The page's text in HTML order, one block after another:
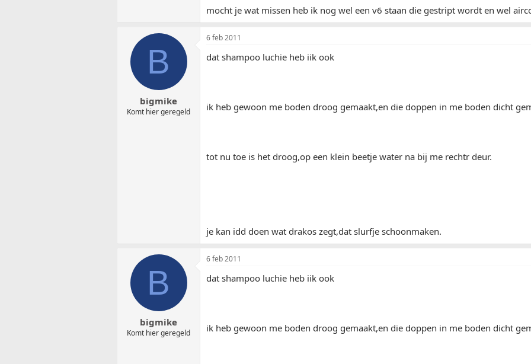
mocht je wat missen heb ik nog wel een v6 staan die gestript wordt en wel
B
bigmike
Komt hier geregeld
6 feb 2011
dat shampoo luchie heb iik ook
ik heb gewoon me boden droog gemaakt,en die doppen in me boden dicht
tot nu toe is het droog,op een klein beetje water na bij me rechtr deur.
je kan idd doen wat drakos zegt,dat slurfje schoonmaken.
B
bigmike
Komt hier geregeld
6 feb 2011
dat shampoo luchie heb iik ook
ik heb gewoon me boden droog gemaakt,en die doppen in me boden dicht